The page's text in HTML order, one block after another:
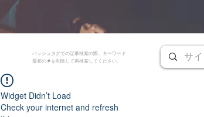
ハッシュタグでの記事検索の際、キーワード
最初の # を削除して再検索してください。
Widget Didn’t Load
Check your internet and refresh